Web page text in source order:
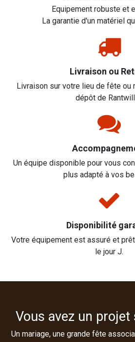
Equipement robuste et
La garantie d'un matériel
Livraison ou
Livraison sur votre lieu de fête ou
dépôt de
Un équipe disponible pour vous
plus adapté à vos
Disponibilité
Votre équipement est assuré et
le jour J.
Vous avez un projet
Un mariage, une grande fête